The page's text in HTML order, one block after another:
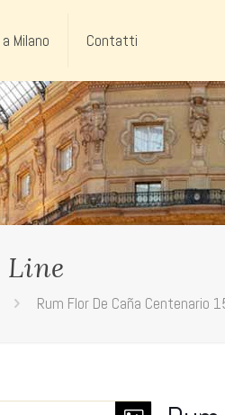
Milano Contatti
Line
Rum Flor De Caña Centenario